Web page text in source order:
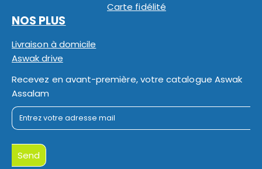
Carte fidélité
NOS PLUS
Livraison à domicile
Aswak drive
Recevez en avant-première, votre catalogue Aswak
Assalam